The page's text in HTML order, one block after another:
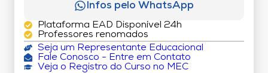
Infos pelo WhatsApp
Plataforma EAD Disponível 24h
Professores renomados
Seja um Representante Educacional
Fale Conosco - Entre em Contato
Veja o Registro do Curso no MEC